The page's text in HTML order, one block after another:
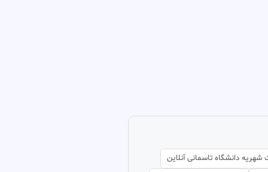
دانشگاه تاسمانی آنلاین